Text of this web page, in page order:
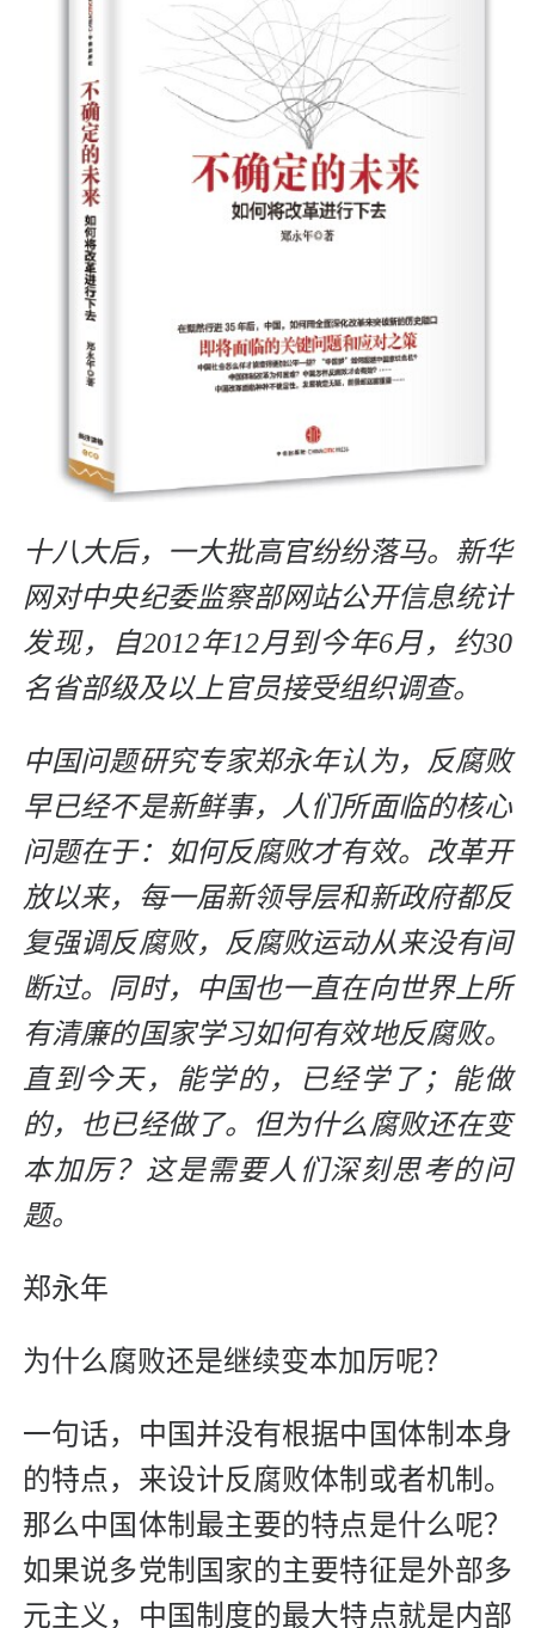
十八大后，一大批高官纷纷落马。新华
网对中央纪委监察部网站公开信息统计
发现，自2012年12月到今年6月，约30
名省部级及以上官员接受组织调查。
中国问题研究专家郑永年认为，反腐败
早已经不是新鲜事，人们所面临的核心
问题在于：如何反腐败才有效。改革开
放以来，每一届新领导层和新政府都反
复强调反腐败，反腐败运动从来没有间
断过。同时，中国也一直在向世界上所
有清廉的国家学习如何有效地反腐败。
直到今天，能学的，已经学了；能做
的，也已经做了。但为什么腐败还在变
本加厉？这是需要人们深刻思考的问
题。
郑永年
为什么腐败还是继续变本加厉呢？
一句话，中国并没有根据中国体制本身
的特点，来设计反腐败体制或者机制。
那么中国体制最主要的特点是什么呢？
如果说多党制国家的主要特征是外部多
元主义，中国制度的最大特点就是内部